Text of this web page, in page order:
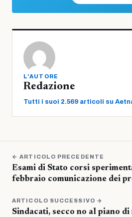
L'AUTORE
Redazione
Tutti i suoi 2.569 articoli su
← ARTICOLO PRECEDENTE
Esami di Stato corsi
febbraio comunicazione dei
ARTICOLO SUCCESSIVO →
Sindacati, secco no al piano